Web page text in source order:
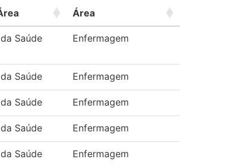
Área
Saúde Enfermagem
Saúde Enfermagem
Saúde Enfermagem
Saúde Enfermagem
Saúde Enfermagem